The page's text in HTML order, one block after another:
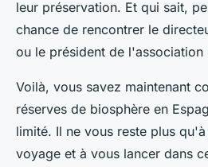
leur préservation. Et qui sait,
chance de rencontrer le
ou le président de l'association
Voilà, vous savez maintenant
réserves de biosphère en
limité. Il ne vous reste plus
voyage et à vous lancer dans